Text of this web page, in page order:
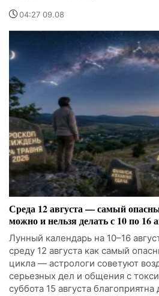
04:27 09.08
Среда 12 августа — самый
можно и нельзя делать с 10 по 16
Лунный календарь на 10–16
среду 12 августа как самый
цикла — астрологи советуют
серьезных дел и общения с
суббота 15 августа